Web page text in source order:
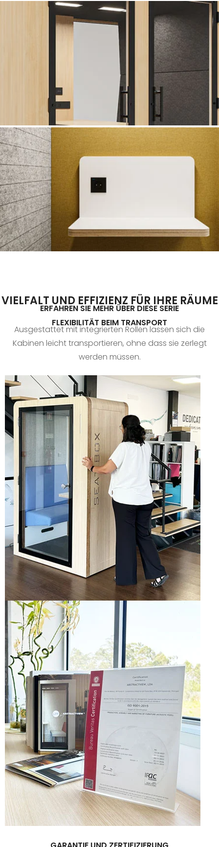
VIELFALT UND EFFIZIENZ FÜR IHRE RÄUME
ERFAHREN SIE MEHR ÜBER DIESE SERIE
FLEXIBILITÄT BEIM TRANSPORT
Ausgestattet mit integrierten Rollen lassen sich die
Kabinen leicht transportieren, ohne dass sie zerlegt
werden müssen.